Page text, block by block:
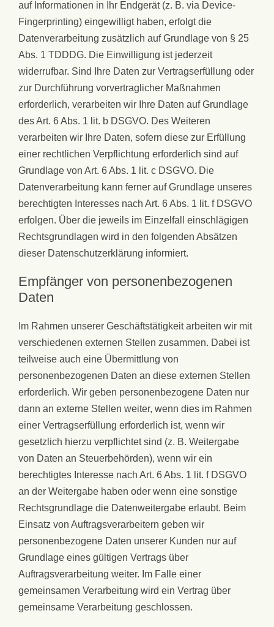
auf Informationen in Ihr Endgerät (z. B. via Device-
Fingerprinting) eingewilligt haben, erfolgt die
Datenverarbeitung zusätzlich auf Grundlage von § 25
Abs. 1 TDDDG. Die Einwilligung ist jederzeit
widerrufbar. Sind Ihre Daten zur Vertragserfüllung oder
zur Durchführung vorvertraglicher Maßnahmen
erforderlich, verarbeiten wir Ihre Daten auf Grundlage
des Art. 6 Abs. 1 lit. b DSGVO. Des Weiteren
verarbeiten wir Ihre Daten, sofern diese zur Erfüllung
einer rechtlichen Verpflichtung erforderlich sind auf
Grundlage von Art. 6 Abs. 1 lit. c DSGVO. Die
Datenverarbeitung kann ferner auf Grundlage unseres
berechtigten Interesses nach Art. 6 Abs. 1 lit. f DSGVO
erfolgen. Über die jeweils im Einzelfall einschlägigen
Rechtsgrundlagen wird in den folgenden Absätzen
dieser Datenschutzerklärung informiert.
Empfänger von personenbezogenen
Daten
Im Rahmen unserer Geschäftstätigkeit arbeiten wir mit
verschiedenen externen Stellen zusammen. Dabei ist
teilweise auch eine Übermittlung von
personenbezogenen Daten an diese externen Stellen
erforderlich. Wir geben personenbezogene Daten nur
dann an externe Stellen weiter, wenn dies im Rahmen
einer Vertragserfüllung erforderlich ist, wenn wir
gesetzlich hierzu verpflichtet sind (z. B. Weitergabe
von Daten an Steuerbehörden), wenn wir ein
berechtigtes Interesse nach Art. 6 Abs. 1 lit. f DSGVO
an der Weitergabe haben oder wenn eine sonstige
Rechtsgrundlage die Datenweitergabe erlaubt. Beim
Einsatz von Auftragsverarbeitern geben wir
personenbezogene Daten unserer Kunden nur auf
Grundlage eines gültigen Vertrags über
Auftragsverarbeitung weiter. Im Falle einer
gemeinsamen Verarbeitung wird ein Vertrag über
gemeinsame Verarbeitung geschlossen.